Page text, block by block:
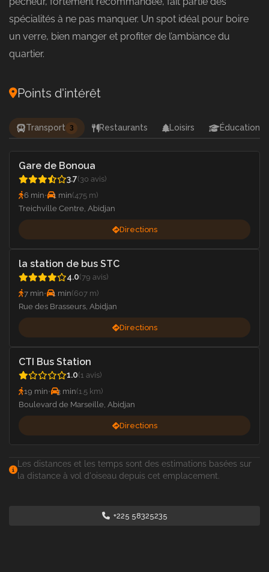
spécialités à ne pas manquer. Un spot idéal pour boire
un verre, bien manger et profiter de l’ambiance du
quartier.
Points d'intérêt
Transport 3 Restaurants Loisirs Éducation
Gare de Bonoua
3.7(30 avis)
6 min• 1 min(475 m)
Treichville Centre, Abidjan
Directions
la station de bus STC
4.0(79 avis)
7 min• 1 min(607 m)
Rue des Brasseurs, Abidjan
Directions
CTI Bus Station
1.0(1 avis)
19 min• 3 min(1.5 km)
Boulevard de Marseille, Abidjan
Directions
Les distances et les temps sont des estimations basées sur
la distance à vol d'oiseau depuis cet emplacement.
+225 58325235